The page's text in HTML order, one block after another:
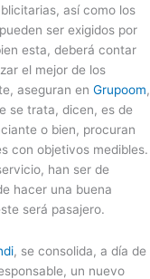
así como los
ser exigidos por
esta, deberá contar
el mejor de los
aseguran en Grupoom,
se trata, dicen, es de
o bien, procuran
con objetivos medibles.
han ser de
hacer una buena
será pasajero.
, se consolida, a día de
un nuevo